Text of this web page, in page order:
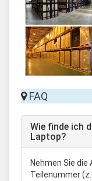
FAQ
Wie finde ich
Laptop?
Nehmen Sie die
Teilenummer